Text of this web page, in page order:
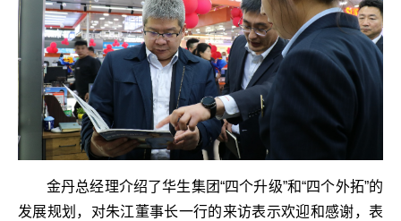
金丹总经理介绍了华生集团“四个升级”和“四个外拓”的
发展规划，对朱江董事长一行的来访表示欢迎和感谢，表